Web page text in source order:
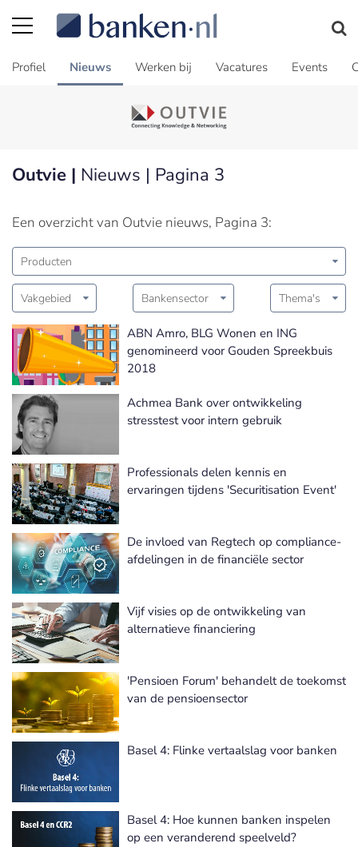
Profiel Nieuws Werken bij Vacatures Events
Outvie | Nieuws | Pagina 3
Een overzicht van Outvie nieuws, Pagina 3:
Producten
Vakgebied Bankensector Thema's
ABN Amro, BLG Wonen en ING
genomineerd voor Gouden Spreekbuis
2018
Achmea Bank over ontwikkeling
stresstest voor intern gebruik
Professionals delen kennis en
ervaringen tijdens 'Securitisation Event'
De invloed van Regtech op compliance-
afdelingen in de financiële sector
Vijf visies op de ontwikkeling van
alternatieve financiering
'Pensioen Forum' behandelt de toekomst
van de pensioensector
Basel 4: Flinke vertaalslag voor banken
Basel 4: Hoe kunnen banken inspelen
op een veranderend speelveld?